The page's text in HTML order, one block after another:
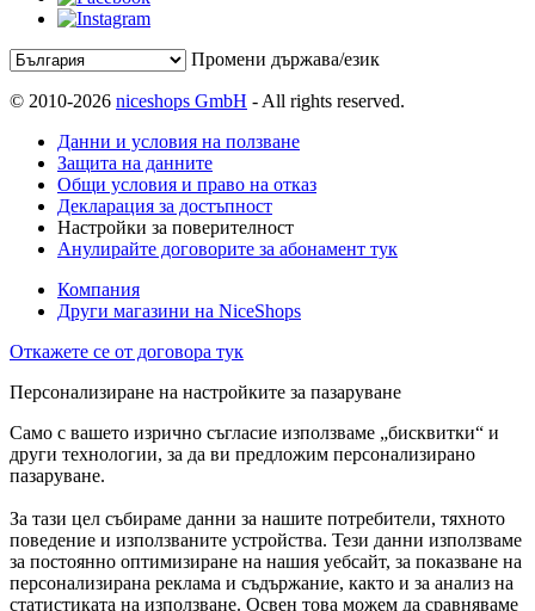
Промени държава/език
© 2010-2026 niceshops GmbH - All rights reserved.
Данни и условия на ползване
Защита на данните
Общи условия и право на отказ
Декларация за достъпност
Настройки за поверителност
Анулирайте договорите за абонамент тук
Компания
Други магазини на NiceShops
Откажете се от договора тук
Персонализиране на настройките за пазаруване
Само с вашето изрично съгласие използваме „бисквитки“ и
други технологии, за да ви предложим персонализирано
пазаруване.
За тази цел събираме данни за нашите потребители, тяхното
поведение и използваните устройства. Тези данни използваме
за постоянно оптимизиране на нашия уебсайт, за показване на
персонализирана реклама и съдържание, както и за анализ на
статистиката на използване. Освен това можем да сравняваме